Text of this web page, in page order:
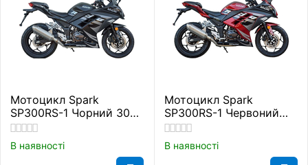
Мотоцикл Spark
SP300RS-1 Чорний 300
куб. см.
В наявності
Мотоцикл Spark
SP300RS-1 Червоний
300 куб. см.
В наявності